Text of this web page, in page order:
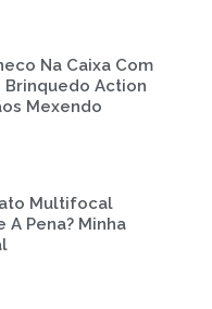
Na Caixa Com
Brinquedo Action
Mexendo
Multifocal
A Pena? Minha